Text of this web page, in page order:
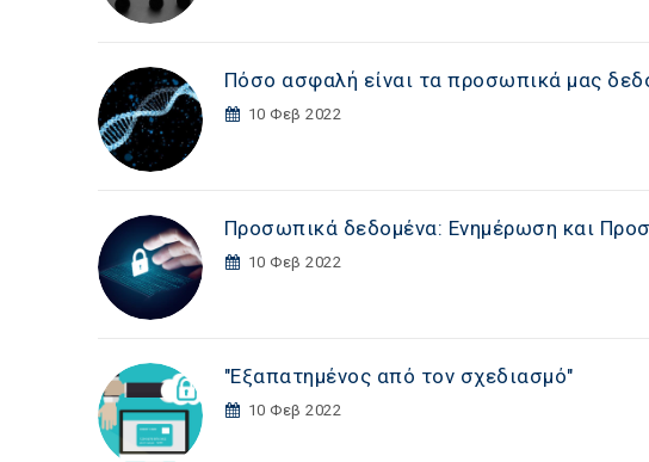
Πόσο ασφαλή είναι τα προσωπικά μας
10 Φεβ 2022
Προσωπικά δεδομένα: Ενημέρωση και
10 Φεβ 2022
"Εξαπατημένος από τον σχεδιασμό"
10 Φεβ 2022